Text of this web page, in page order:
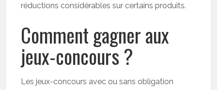
réductions considérables sur certains produits.
Comment gagner aux
jeux-concours ?
Les jeux-concours avec ou sans obligation